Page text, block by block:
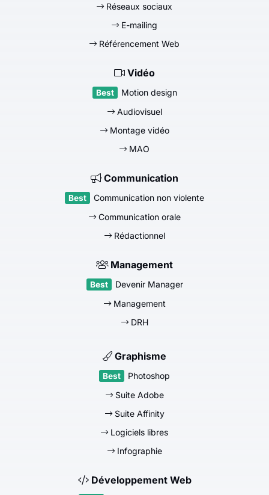
Réseaux sociaux
E-mailing
Référencement Web
Vidéo
Motion design
Audiovisuel
Montage vidéo
MAO
Communication
Communication non violente
Communication orale
Rédactionnel
Management
Devenir Manager
Management
DRH
Graphisme
Photoshop
Suite Adobe
Suite Affinity
Logiciels libres
Infographie
Développement Web